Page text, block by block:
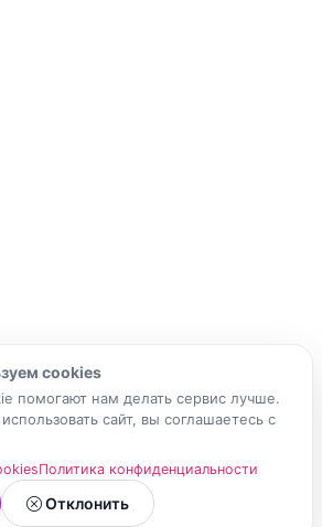
cookies
помогают нам делать сервис лучше.
сайт, вы соглашаетесь с
Политика конфиденциальности
Отклонить